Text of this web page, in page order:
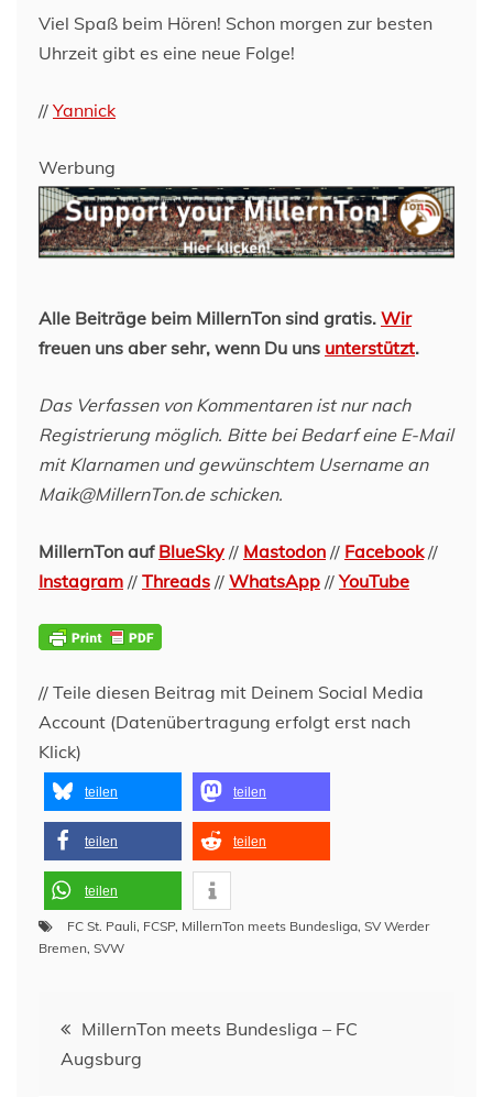
Viel Spaß beim Hören! Schon morgen zur besten
Uhrzeit gibt es eine neue Folge!
// Yannick
Werbung
Alle Beiträge beim MillernTon sind gratis. Wir
freuen uns aber sehr, wenn Du uns unterstützt.
Das Verfassen von Kommentaren ist nur nach
Registrierung möglich. Bitte bei Bedarf eine E-Mail
mit Klarnamen und gewünschtem Username an
Maik@MillernTon.de schicken.
MillernTon auf BlueSky // Mastodon // Facebook//
Instagram // Threads // WhatsApp //YouTube
// Teile diesen Beitrag mit Deinem Social Media
Account (Datenübertragung erfolgt erst nach
Klick)
teilen teilen
teilen teilen
teilen
FC St. Pauli, FCSP, MillernTon meets Bundesliga, SV Werder
Bremen, SVW
Beitragsnavigation
MillernTon meets Bundesliga – FC
Augsburg